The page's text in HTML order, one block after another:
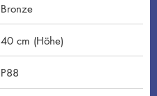
Bronze
40 cm (Höhe)
P88